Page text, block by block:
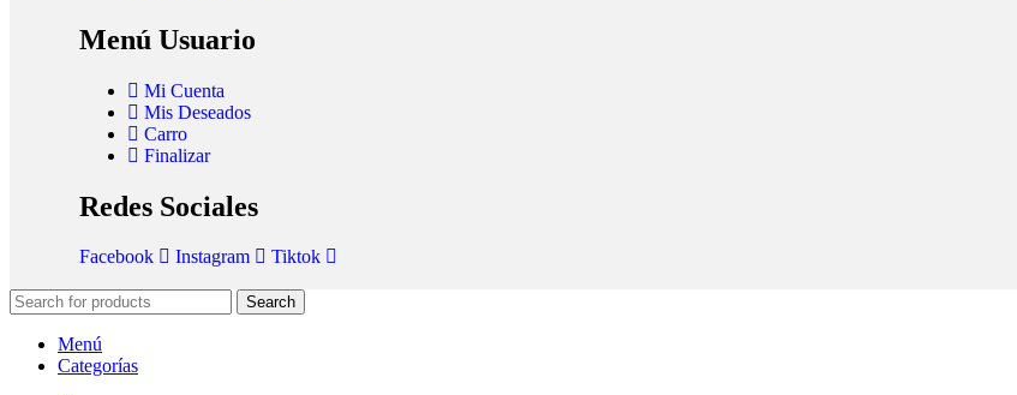
Menú Usuario
Mi Cuenta
Mis Deseados
Carro
Finalizar
Redes Sociales
Facebook Instagram Tiktok
Search
Menú
Categorías